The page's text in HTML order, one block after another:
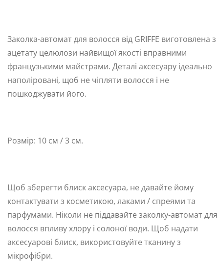
Заколка-автомат для волосся від GRIFFE виготовлена з
ацетату целюлози найвищої якості вправними
французькими майстрами. Деталі аксесуару ідеально
наполіровані, щоб не чіпляти волосся і не
пошкоджувати його.
Розмір: 10 см / 3 см.
Щоб зберегти блиск аксесуара, не давайте йому
контактувати з косметикою, лаками / спреями та
парфумами. Ніколи не піддавайте заколку-автомат для
волосся впливу хлору і солоної води. Щоб надати
аксесуарові блиск, використовуйте тканину з
мікрофібри.